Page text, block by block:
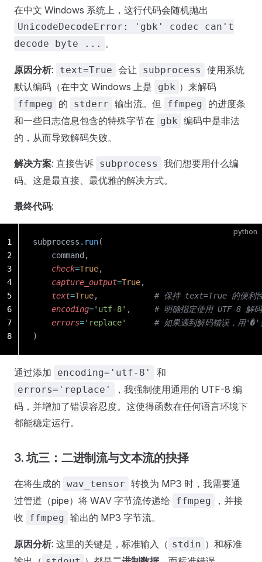
在中文 Windows 系统上，这行代码会随机抛出
UnicodeDecodeError: 'gbk' codec can't
decode byte ... 。
原因分析: text=True 会让 subprocess
使用系统
默认编码（在中文 Windows 上是
gbk ）来解码
ffmpeg 的 stderr 输出流。但 ffmpeg
的进度条
和一些日志信息包含的特殊字节在
gbk 编码中是非法
的，从而导致解码失败。
解决方案: 直接告诉 subprocess
我们想要用什么编
码。这是最直接、最优雅的解决方式。
最终代码:
python
subprocess. run(
    command,
    check
=True,
    capture_output
=True,
    text
=True, # 保持 text=True 的便利
    encoding
='utf-8' , # 明确指定使用 UTF-8 解码
    errors
='replace'
# 如果遇到解码错误，用'�'
)
1
2
3
4
5
6
7
8
通过添加 encoding='utf-8' 和
errors='replace'
，我强制使用通用的 UTF-8 编
码，并增加了错误容忍度。这使得函数在任何语言环境下
都能稳定运行。
3. 坑三：二进制流与文本流的抉择
在将生成的 wav_tensor 转换为 MP3 时，我需要通
过管道（pipe）将 WAV 字节流传递给
ffmpeg
，并接
收
ffmpeg 输出的 MP3 字节流。
原因分析: 这里的关键是，标准输入（ stdin ）和标准